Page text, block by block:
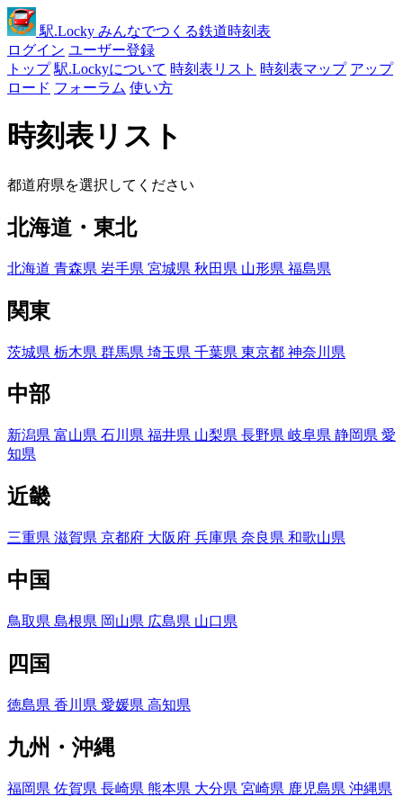
駅.Locky みんなでつくる鉄道時刻表
ログイン ユーザー登録
トップ 駅.Lockyについて 時刻表リスト 時刻表マップ アップ
ロード フォーラム 使い方
時刻表リスト
都道府県を選択してください
北海道・東北
北海道 青森県 岩手県 宮城県 秋田県 山形県 福島県
関東
茨城県 栃木県 群馬県 埼玉県 千葉県 東京都 神奈川県
中部
新潟県 富山県 石川県 福井県 山梨県 長野県 岐阜県 静岡県 愛
知県
近畿
三重県 滋賀県 京都府 大阪府 兵庫県 奈良県 和歌山県
中国
鳥取県 島根県 岡山県 広島県 山口県
四国
徳島県 香川県 愛媛県 高知県
九州・沖縄
福岡県 佐賀県 長崎県 熊本県 大分県 宮崎県 鹿児島県 沖縄県